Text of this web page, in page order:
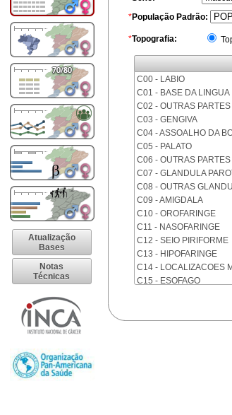
Atualização
Bases
Notas
Técnicas
*População Padrão:
*Topografia:
C00 - LABIO
C01 - BASE DA LINGUA
C02 - OUTRAS
C03 - GENGIVA
C04 - ASSOALHO DA
C05 - PALATO
C06 - OUTRAS
C07 - GLANDULA
C08 - OUTRAS
C09 - AMIGDALA
C10 - OROFARINGE
C11 - NASOFARINGE
C12 - SEIO PIRIFORME
C13 - HIPOFARINGE
C14 - LOCALIZACOES
C15 - ESOFAGO
C18 - COLON